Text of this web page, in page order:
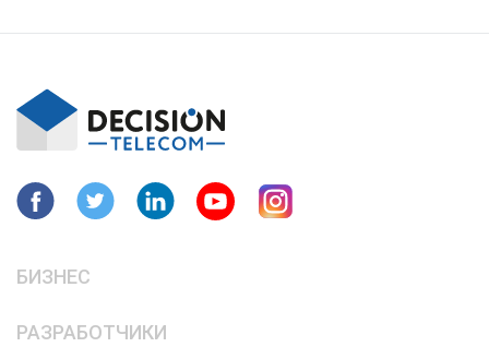
БИЗНЕС
РАЗРАБОТЧИКИ